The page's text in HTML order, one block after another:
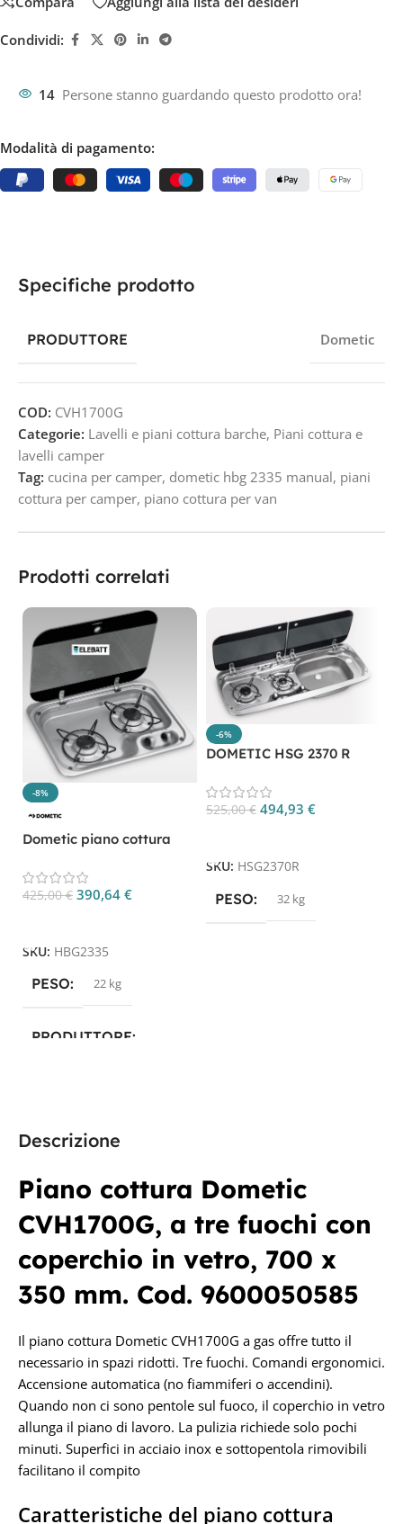
Condividi:
14 Persone stanno guardando questo prodotto ora!
Modalità di pagamento:
Descrizione
Piano cottura Dometic
CVH1700G, a tre fuochi con
coperchio in vetro, 700 x
350 mm. Cod. 9600050585
Il piano cottura Dometic CVH1700G a gas offre tutto il
necessario in spazi ridotti. Tre fuochi. Comandi ergonomici.
Accensione automatica (no fiammiferi o accendini).
Quando non ci sono pentole sul fuoco, il coperchio in vetro
allunga il piano di lavoro. La pulizia richiede solo pochi
minuti. Superfici in acciaio inox e sottopentola rimovibili
facilitano il compito
Caratteristiche del piano cottura
Specifiche prodotto
PRODUTTORE Dometic
COD: CVH1700G
Categorie: Lavelli e piani cottura barche, Piani cottura e
lavelli camper
Tag: cucina per camper, dometic hbg 2335 manual, piani
cottura per camper, piano cottura per van
Prodotti correlati
-8%
Dometic piano cottura
425,00€ 390,64 €
SKU: HBG2335
PESO 22 kg
PRODUTTORE
-6%
DOMETIC HSG 2370 R
525,00€ 494,93 €
SKU: HSG2370R
PESO 32 kg